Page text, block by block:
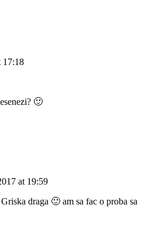
17:18
🙂
at 19:59
draga 🙂 am sa fac o proba sa